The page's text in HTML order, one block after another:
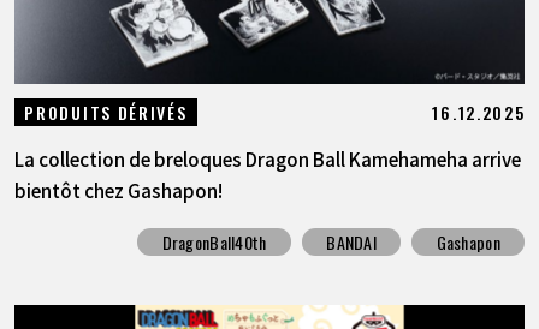
PRODUITS DÉRIVÉS 16.12.2025
La collection de breloques Dragon Ball Kamehameha arrive
bientôt chez Gashapon!
DragonBall40th BANDAI Gashapon